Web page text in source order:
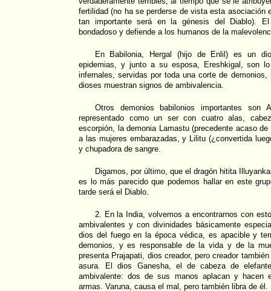
fertilidad (no ha se perderse de vista esta asociación
tan importante será en la génesis del Diablo).
bondadoso y defiende a los humanos de la
En Babilonia, Hergal (hijo de Enlil) es un
epidemias, y junto a su esposa, Ereshkigal, son
infernales, servidas por toda una corte de
dioses muestran signos de ambivalencia.
Otros demonios babilonios importantes son
representado como un ser con cuatro alas,
escorpión, la demonia Lamastu (precedente acaso
a las mujeres embarazadas, y Lilitu (¿convertida
y chupadora de sangre.
Digamos, por último, que el dragón hitita
es lo más parecido que podemos hallar en este
tarde será el Diablo.
2. En la India, volvemos a encontrarnos con
ambivalentes y con divinidades básicamente
dios del fuego en la época védica, es apacible y
demonios, y es responsable de la vida y de la
presenta Prajapati, dios creador, pero creador
asura. El dios Ganesha, el de cabeza de
ambivalente: dos de sus manos aplacan y hacen
armas. Varuna, causa el mal, pero también libra de él.